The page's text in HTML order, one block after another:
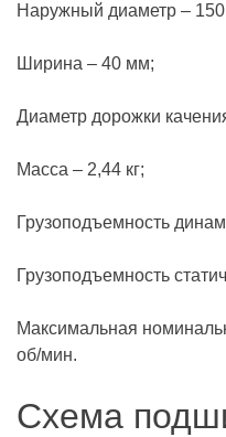
Наружный диаметр –
Ширина – 40 мм;
Диаметр дорожки
Масса – 2,44 кг;
Грузоподъемность
Грузоподъемность
Максимальная
об/мин.
Схема